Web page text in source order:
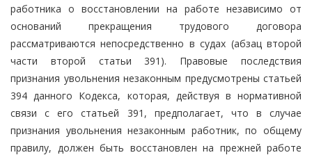
работника о восстановлении на работе независимо от
оснований прекращения трудового договора
рассматриваются непосредственно в судах (абзац второй
части второй статьи 391). Правовые последствия
признания увольнения незаконным предусмотрены статьей
394 данного Кодекса, которая, действуя в нормативной
связи с его статьей 391, предполагает, что в случае
признания увольнения незаконным работник, по общему
правилу, должен быть восстановлен на прежней работе